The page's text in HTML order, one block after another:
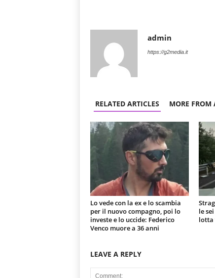
admin
https://g2media.it
RELATED ARTICLES MORE FROM
Lo vede con la ex e lo scambia
per il nuovo compagno, poi lo
investe e lo uccide: Federico
Venco muore a 36 anni
le
lotta
LEAVE A REPLY